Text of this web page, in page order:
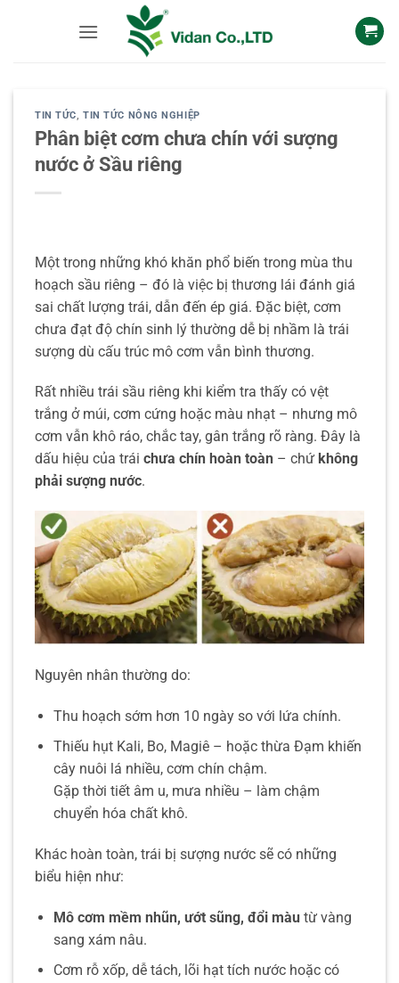
TIN TỨC,TIN TỨC NÔNG NGHIỆP
Phân biệt cơm chưa chín với sượng
nước ở Sầu riêng
Một trong những khó khăn phổ biến trong mùa thu
hoạch sầu riêng – đó là việc bị thương lái đánh giá
sai chất lượng trái, dẫn đến ép giá. Đặc biệt, cơm
chưa đạt độ chín sinh lý thường dễ bị nhầm là trái
sượng dù cấu trúc mô cơm vẫn bình thương.
Rất nhiều trái sầu riêng khi kiểm tra thấy có vệt
trắng ở múi, cơm cứng hoặc màu nhạt – nhưng mô
cơm vẫn khô ráo, chắc tay, gân trắng rõ ràng. Đây là
dấu hiệu của trái chưa chín hoàn toàn – chứ không
phải sượng nước.
Nguyên nhân thường do:
Thu hoạch sớm hơn 10 ngày so với lứa chính.
Thiếu hụt Kali, Bo, Magiê – hoặc thừa Đạm khiến
cây nuôi lá nhiều, cơm chín chậm.
Gặp thời tiết âm u, mưa nhiều – làm chậm
chuyển hóa chất khô.
Khác hoàn toàn, trái bị sượng nước sẽ có những
biểu hiện như:
Mô cơm mềm nhũn, ướt sũng, đổi màu từ vàng
sang xám nâu.
Cơm rỗ xốp, dễ tách, lõi hạt tích nước hoặc có